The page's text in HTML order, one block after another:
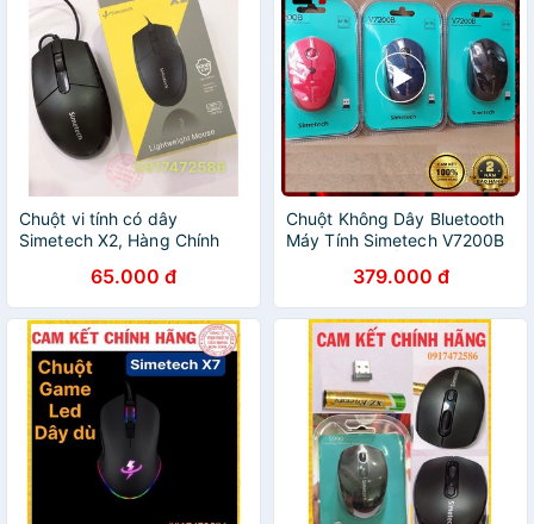
Chuột vi tính có dây
Simetech X2, Hàng Chính
65.000 đ
Chuột Không Dây Bluetooth
Máy Tính Simetech V7200B
Laptop Blutooth Gaming
379.000 đ